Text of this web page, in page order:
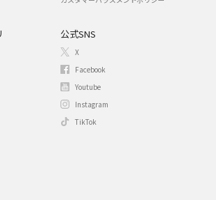
公式SNS
X
Facebook
Youtube
Instagram
TikTok